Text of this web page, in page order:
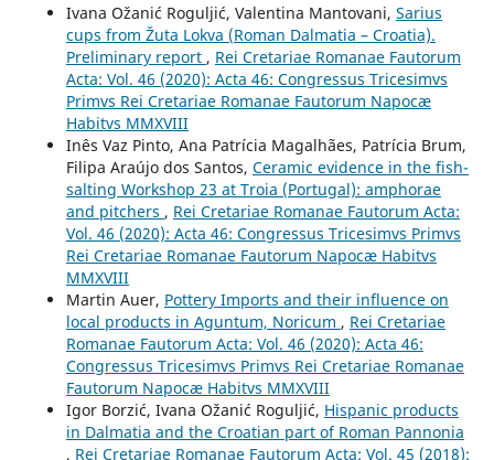
Ivana Ožanić Roguljić, Valentina Mantovani, Sarius
cups from Žuta Lokva (Roman Dalmatia – Croatia).
Preliminary report , Rei Cretariae Romanae Fautorum
Acta: Vol. 46 (2020): Acta 46: Congressus Tricesimvs
Primvs Rei Cretariae Romanae Fautorum Napocæ
Habitvs MMXVIII
Inês Vaz Pinto, Ana Patrícia Magalhães, Patrícia Brum,
Filipa Araújo dos Santos, Ceramic evidence in the fish-
salting Workshop 23 at Troia (Portugal): amphorae
and pitchers , Rei Cretariae Romanae Fautorum Acta:
Vol. 46 (2020): Acta 46: Congressus Tricesimvs Primvs
Rei Cretariae Romanae Fautorum Napocæ Habitvs
MMXVIII
Martin Auer, Pottery Imports and their influence on
local products in Aguntum, Noricum , Rei Cretariae
Romanae Fautorum Acta: Vol. 46 (2020): Acta 46:
Congressus Tricesimvs Primvs Rei Cretariae Romanae
Fautorum Napocæ Habitvs MMXVIII
Igor Borzić, Ivana Ožanić Roguljić, Hispanic products
in Dalmatia and the Croatian part of Roman Pannonia
, Rei Cretariae Romanae Fautorum Acta: Vol. 45 (2018):